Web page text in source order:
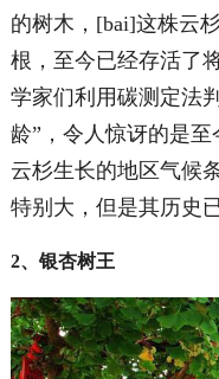
的树木，[bai]这株云
根，至今已经存活了
学家们利用碳测定法
龄”，令人惊讶的是
云杉生长的地区气候
特别大，但是其历史
2、银杏树王